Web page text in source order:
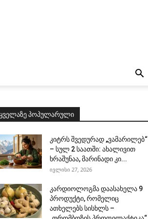
პოპულარული
კიტრს შვედურად „ვამარილებ“
– სულ 2 საათში: ახალივით
ხრაშუნაა, მარინადი კი...
ივლისი 27, 2026
კარდიოლოგმა დაასახელა 9
პროდუქტი, რომელიც
ათხელებს სისხლს –